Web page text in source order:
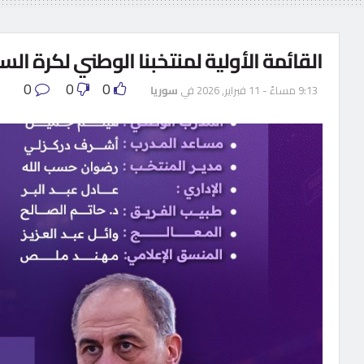
القائمة الأولية لمنتخبنا الوطني لكرة
9:13 مساءً - 11 فبراير, 2026 في سوريا 0
0